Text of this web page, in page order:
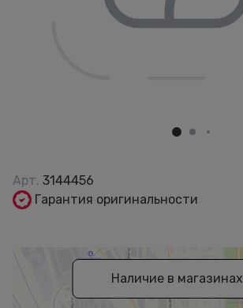
Арт. 3144456
Гарантия оригинальности
Наличие в магазинах